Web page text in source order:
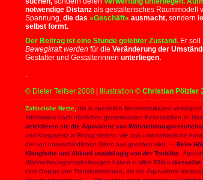
notwendige Distanz als gestalterisches Raummodell
Spannung, die das »Geschäft« ausmacht, sondern
selbst formt.
Der Beitrag ist eine Stunde gelebter Zustand. Er soll
Bewegkraft werden für die Veränderung der
Gestalter und Gestalterinnen unterliegen.
.
.
.
© Dieter Telfser 2008
Illustration © Christian Pölzler
Zahlreiche Netze, die in speziellen Nervenstrukturen verkörpert
Information nach nützlichen gemeinsamen Kennzeichen zu
detektieren sie die Äquivalenz von
und Kongruenz in Bezug stehen,
wie das unterschiedliche
der von unterschiedlichen Orten aus gesehen wird. — Beim
Klangfarbe und Akkord unabhängig von der Tonhöhe.
Wahrnehmungserscheinungen haben in allen Fällen diesselbe
eine Gruppe von Transformationen, die die Äquivalente